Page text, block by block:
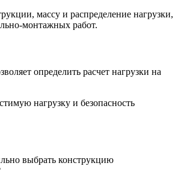
массу и распределение нагрузки,
монтажных работ.
определить расчет нагрузки на
нагрузку и безопасность
выбрать конструкцию